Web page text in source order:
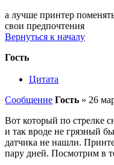
а лучше принтер
свои предпочтения
Вернуться к началу
Гость
Цитата
Сообщение Гость » 26
Вот который по стрелке
и так вроде не грязный
датчика не нашли.
пару дней. Посмотрим в